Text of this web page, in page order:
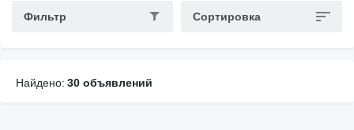
Фильтр Сортировка
Найдено: 30 объявлений